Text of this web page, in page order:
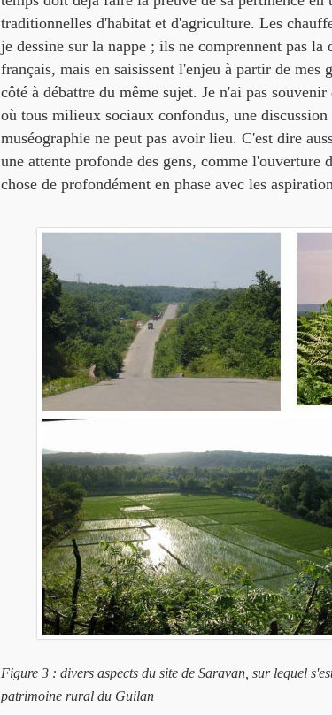
traditionnelles d'habitat et d'agriculture. Les
je dessine sur la nappe ; ils ne comprennent pas la
français, mais en saisissent l'enjeu à partir de mes
côté à débattre du même sujet. Je n'ai pas
où tous milieux sociaux confondus, une discussion
muséographie ne peut pas avoir lieu. C'est dire
une attente profonde des gens, comme l'ouverture
chose de profondément en phase avec les
Figure 3 : divers aspects du site de Saravan, sur lequel
patrimoine rural du Guilan